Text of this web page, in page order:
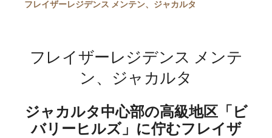
フレイザーレジデンス メンテン、ジャカルタ
フレイザーレジデンス メンテ
ン、ジャカルタ
ジャカルタ中心部の高級地区「ビ
バリーヒルズ」に佇むフレイザ